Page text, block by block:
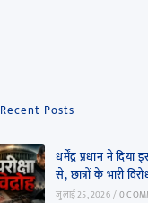
Recent Posts
धर्मेंद्र प्रधान ने दिया
से, छात्रों के भारी
जुलाई 25, 2026 /0